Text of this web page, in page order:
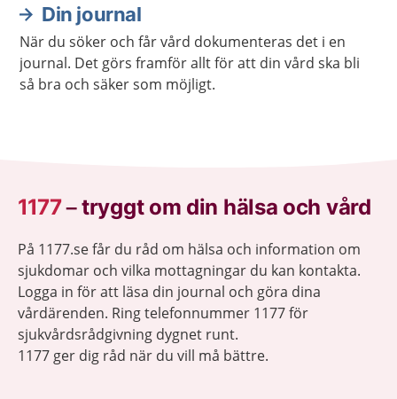
Din journal
När du söker och får vård dokumenteras det i en
journal. Det görs framför allt för att din vård ska bli
så bra och säker som möjligt.
1177–tryggt om din hälsa och vård
På 1177.se får du råd om hälsa och information om
sjukdomar och vilka mottagningar du kan kontakta.
Logga in för att läsa din journal och göra dina
vårdärenden. Ring telefonnummer 1177 för
sjukvårdsrådgivning dygnet runt.
1177 ger dig råd när du vill må bättre.